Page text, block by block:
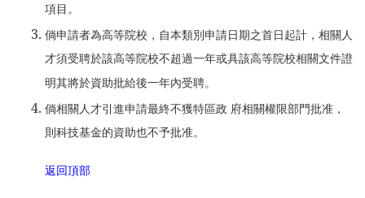
項目。
倘申請者為高等院校，自本類別申請日期之首日起計，相關人
才須受聘於該高等院校不超過一年或具該高等院校相關文件證
明其將於資助批給後一年內受聘。
倘相關人才引進申請最終不獲特區政 府相關權限部門批准，
則科技基金的資助也不予批准。
返回頂部